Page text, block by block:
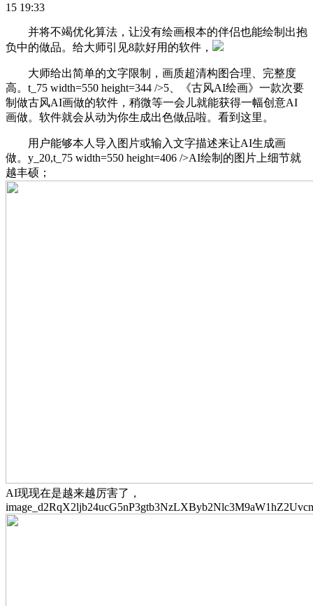
15 19:33
并将不竭优化算法，让没有绘画根本的伴侣也能绘制出抱
负中的做品。给大师引见8款好用的软件，
大师给出简单的文字限制，画质超清构图合理、完整度
高。t_75 width=550 height=344 />5、《古风AI绘画》一款次要
制做古风AI画做的软件，稍微等一会儿就能获得一幅创意AI
画做。软件就会从动为你生成出色做品啦。看到这里。
用户能够本人导入图片或输入文字描述来让AI生成画
做。y_20,t_75 width=550 height=406 />AI绘制的图片上细节就
越丰硕；
AI现现在是越来越厉害了，